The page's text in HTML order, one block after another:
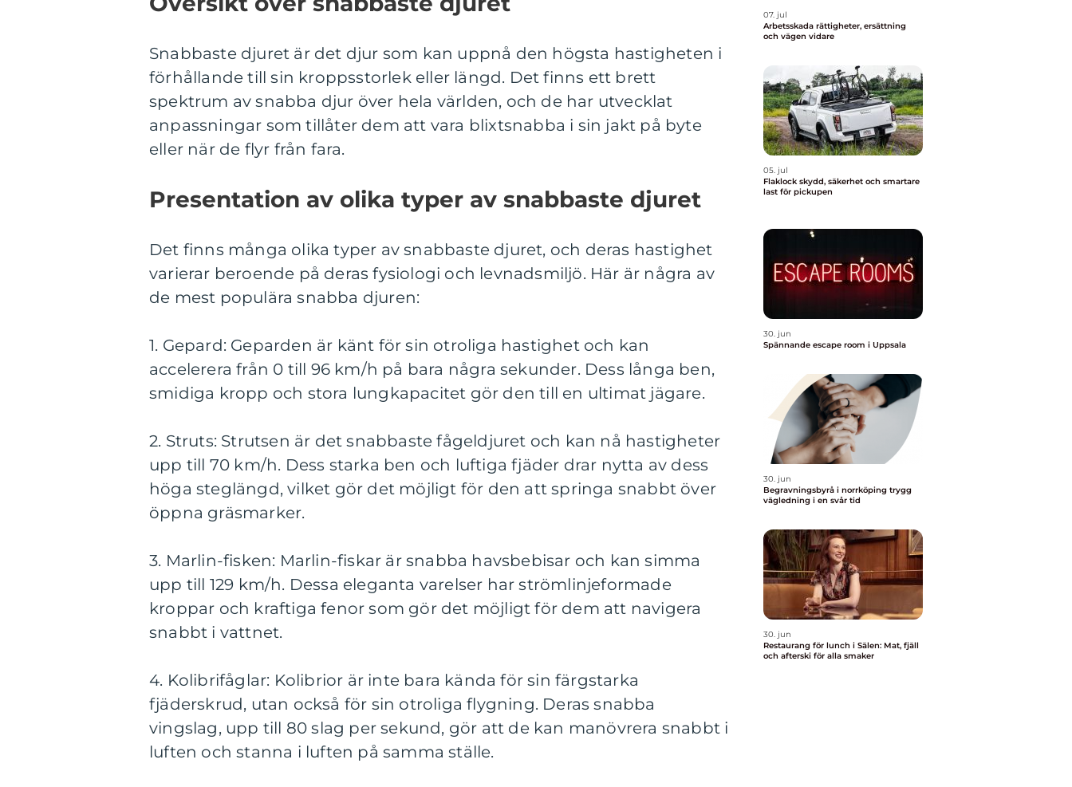
Snabbaste djuret är det djur som kan uppnå den högsta hastigheten i
förhållande till sin kroppsstorlek eller längd. Det finns ett brett
spektrum av snabba djur över hela världen, och de har utvecklat
anpassningar som tillåter dem att vara blixtsnabba i sin jakt på byte
eller när de flyr från fara.
Presentation av olika typer av snabbaste djuret
Det finns många olika typer av snabbaste djuret, och deras hastighet
varierar beroende på deras fysiologi och levnadsmiljö. Här är några av
de mest populära snabba djuren:
1. Gepard: Geparden är känt för sin otroliga hastighet och kan
accelerera från 0 till 96 km/h på bara några sekunder. Dess långa ben,
smidiga kropp och stora lungkapacitet gör den till en ultimat jägare.
2. Struts: Strutsen är det snabbaste fågeldjuret och kan nå hastigheter
upp till 70 km/h. Dess starka ben och luftiga fjäder drar nytta av dess
höga steglängd, vilket gör det möjligt för den att springa snabbt över
öppna gräsmarker.
3. Marlin-fisken: Marlin-fiskar är snabba havsbebisar och kan simma
upp till 129 km/h. Dessa eleganta varelser har strömlinjeformade
kroppar och kraftiga fenor som gör det möjligt för dem att navigera
snabbt i vattnet.
4. Kolibrifåglar: Kolibrior är inte bara kända för sin färgstarka
fjäderskrud, utan också för sin otroliga flygning. Deras snabba
vingslag, upp till 80 slag per sekund, gör att de kan manövrera snabbt i
luften och stanna i luften på samma ställe.
07. jul
Arbetsskada rättigheter, ersättning
och vägen vidare
05. jul
Flaklock skydd, säkerhet och smartare
last för pickupen
30. jun
Spännande escape room i Uppsala
30. jun
Begravningsbyrå i norrköping trygg
vägledning i en svår tid
30. jun
Restaurang för lunch i Sälen: Mat, fjäll
och afterski för alla smaker